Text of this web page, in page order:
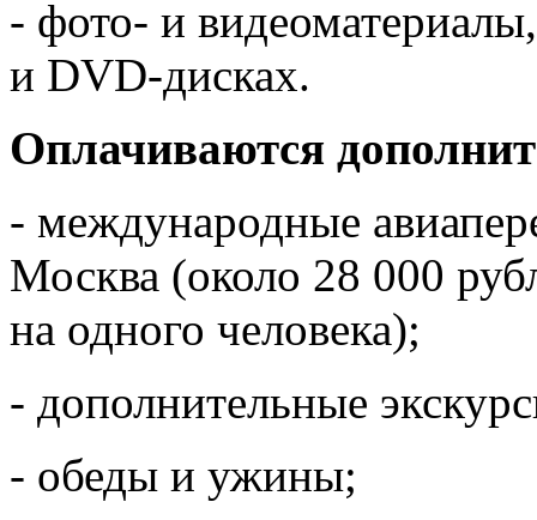
- фото- и
и DVD-дисках.
Оплачиваются
- международные
Москва (около 28 000
на одного человека);
- дополнительные
- обеды и ужины;